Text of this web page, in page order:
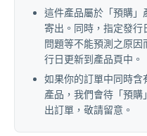
picture
disc
數
的
數
量
這件產品屬於「預購
寄出。同時，指定發行
問題等不能預測之原
行日更新到產品頁中。
如果你的訂單中同時含
產品，我們會待「預
出訂單，敬請留意。